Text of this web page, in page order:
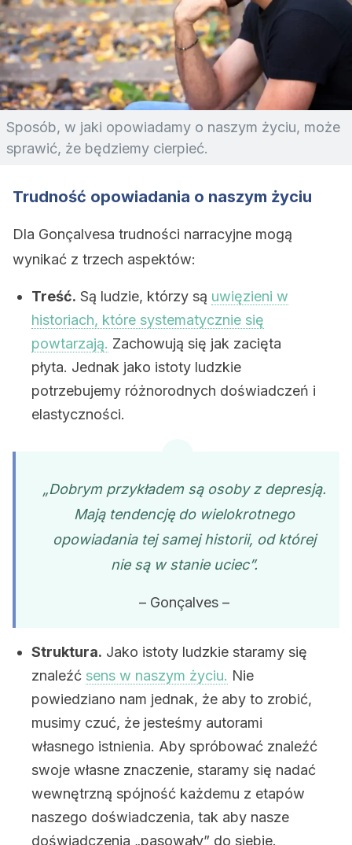
Sposób, w jaki opowiadamy o naszym życiu, może
sprawić, że będziemy cierpieć.
Trudność opowiadania o naszym życiu
Dla Gonçalvesa trudności narracyjne mogą
wynikać z trzech aspektów:
Treść. Są ludzie, którzy są uwięzieni w
historiach, które systematycznie się
powtarzają. Zachowują się jak zacięta
płyta. Jednak jako istoty ludzkie
potrzebujemy różnorodnych doświadczeń i
elastyczności.
„Dobrym przykładem są osoby z depresją.
Mają tendencję do wielokrotnego
opowiadania tej samej historii, od której
nie są w stanie uciec”.
– Gonçalves –
Struktura. Jako istoty ludzkie staramy się
znaleźć sens w naszym życiu. Nie
powiedziano nam jednak, że aby to zrobić,
musimy czuć, że jesteśmy autorami
własnego istnienia. Aby spróbować znaleźć
swoje własne znaczenie, staramy się nadać
wewnętrzną spójność każdemu z etapów
naszego doświadczenia, tak aby nasze
doświadczenia „pasowały” do siebie.